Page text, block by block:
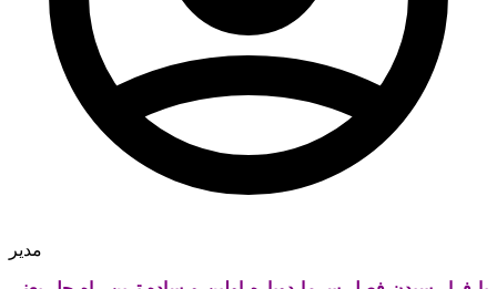
مدیر